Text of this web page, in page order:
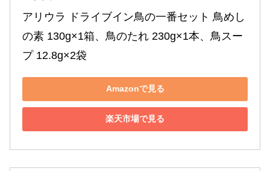
アリウラ ドライブイン鳥の一番セット 鳥めし
の素 130g×1箱、鳥のたれ 230g×1本、鳥スー
プ 12.8g×2袋
Amazonで見る
楽天市場で見る